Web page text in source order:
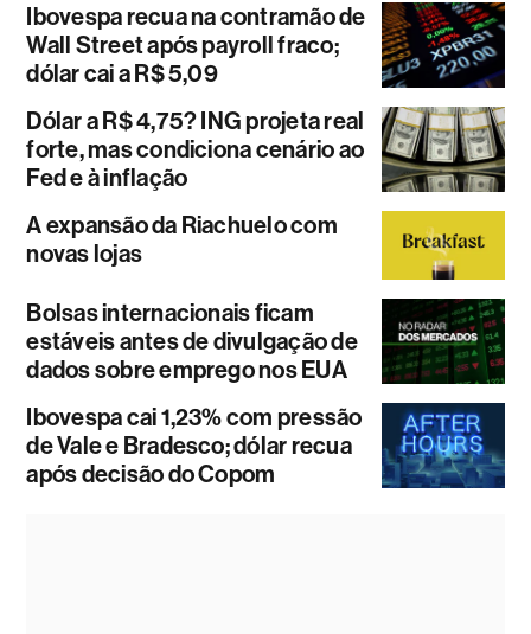
Ibovespa recua na contramão de
Wall Street após payroll fraco;
dólar cai a R$ 5,09
Dólar a R$ 4,75? ING projeta real
forte, mas condiciona cenário ao
Fed e à inflação
A expansão da Riachuelo com
novas lojas
Bolsas internacionais ficam
estáveis antes de divulgação de
dados sobre emprego nos EUA
Ibovespa cai 1,23% com pressão
de Vale e Bradesco; dólar recua
após decisão do Copom